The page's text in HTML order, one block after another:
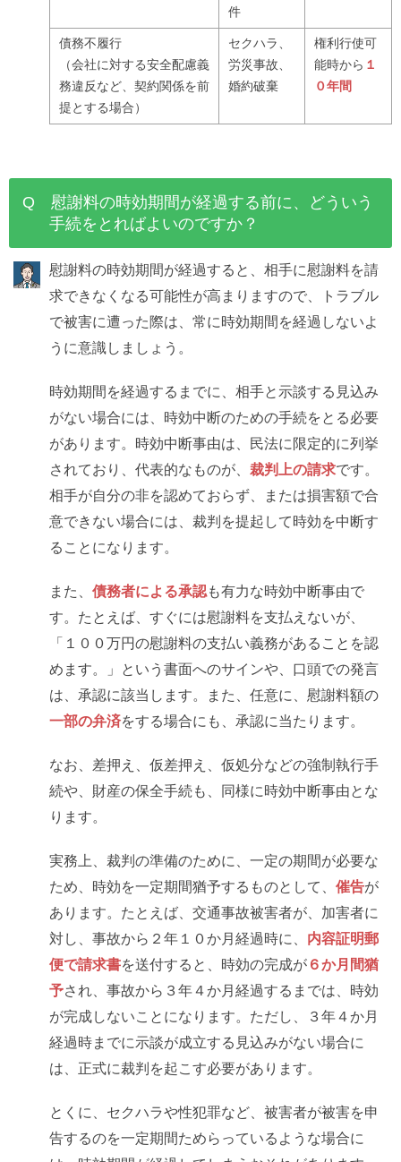
件
債務不履行
（会社に対する安全配慮義
務違反など、契約関係を前
提とする場合）
セクハラ、
労災事故、
婚約破棄
権利行使可
能時から １
０年間
Q 慰謝料の時効期間が経過する前に、どういう
手続をとればよいのですか？
慰謝料の時効期間が経過すると、相手に慰謝料を請
求できなくなる可能性が高まりますので、トラブル
で被害に遭った際は、常に時効期間を経過しないよ
うに意識しましょう。
時効期間を経過するまでに、相手と示談する見込み
がない場合には、時効中断のための手続をとる必要
があります。時効中断事由は、民法に限定的に列挙
されており、代表的なものが、 裁判上の請求です。
相手が自分の非を認めておらず、または損害額で合
意できない場合には、裁判を提起して時効を中断す
ることになります。
また、 債務者による承認も有力な時効中断事由で
す。たとえば、すぐには慰謝料を支払えないが、
「１００万円の慰謝料の支払い義務があることを認
めます。」という書面へのサインや、口頭での発言
は、承認に該当します。また、任意に、慰謝料額の
一部の弁済をする場合にも、承認に当たります。
なお、差押え、仮差押え、仮処分などの強制執行手
続や、財産の保全手続も、同様に時効中断事由とな
ります。
実務上、裁判の準備のために、一定の期間が必要な
ため、時効を一定期間猶予するものとして、 催告が
あります。たとえば、交通事故被害者が、加害者に
対し、事故から２年１０か月経過時に、 内容証明郵
便で請求書を送付すると、時効の完成が ６か月間猶
予され、事故から３年４か月経過するまでは、時効
が完成しないことになります。ただし、３年４か月
経過時までに示談が成立する見込みがない場合に
は、正式に裁判を起こす必要があります。
とくに、セクハラや性犯罪など、被害者が被害を申
告するのを一定期間ためらっているような場合に